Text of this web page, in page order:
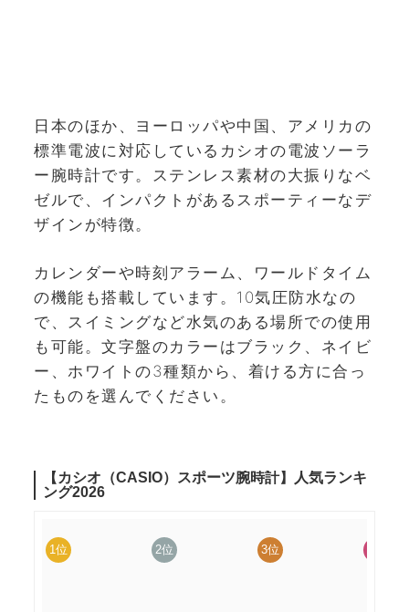
日本のほか、ヨーロッパや中国、アメリカの
標準電波に対応しているカシオの電波ソーラ
ー腕時計です。ステンレス素材の大振りなベ
ゼルで、インパクトがあるスポーティーなデ
ザインが特徴。
カレンダーや時刻アラーム、ワールドタイム
の機能も搭載しています。10気圧防水なの
で、スイミングなど水気のある場所での使用
も可能。文字盤のカラーはブラック、ネイビ
ー、ホワイトの3種類から、着ける方に合っ
たものを選んでください。